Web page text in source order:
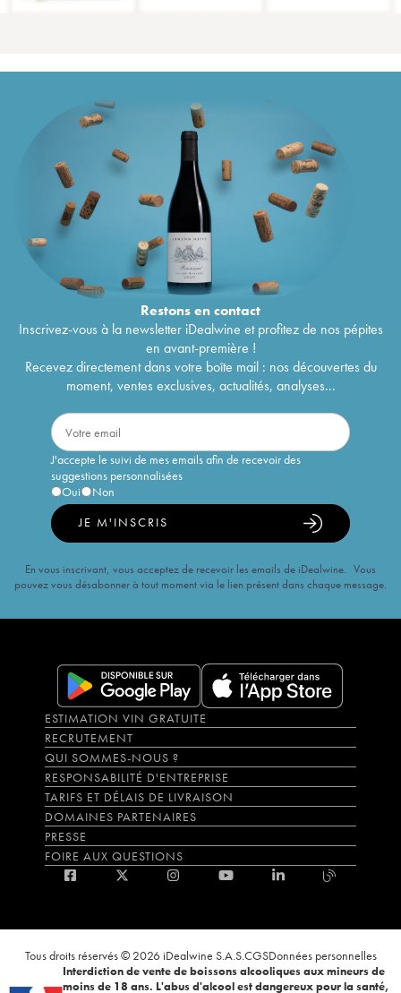
Restons encontact
Inscrivez-vous à la newsletter iDealwine et profitez de nos pépites
en avant-première !
Recevez directement dans votre boîte mail : nos découvertes du
moment, ventes exclusives, actualités, analyses...
J'accepte le suivi de mes emails afin de recevoir des
suggestions personnalisées
Oui
Non
JE M'INSCRIS
En vous inscrivant, vous acceptez de recevoir les emails de iDealwine. Vous
pouvez vous désabonner à tout moment via le lien présent dans chaque message.
ESTIMATION VIN GRATUITE
RECRUTEMENT
QUI SOMMES-NOUS ?
RESPONSABILITÉ D'ENTREPRISE
TARIFS ET DÉLAIS DE LIVRAISON
DOMAINES PARTENAIRES
PRESSE
FOIRE AUX QUESTIONS
Tous droits réservés © 2026 iDealwine S.A.S.CGSDonnées personnelles
Interdiction de vente de boissons alcooliques aux mineurs de
moins de 18 ans. L'abus d'alcool est dangereux pour la santé,